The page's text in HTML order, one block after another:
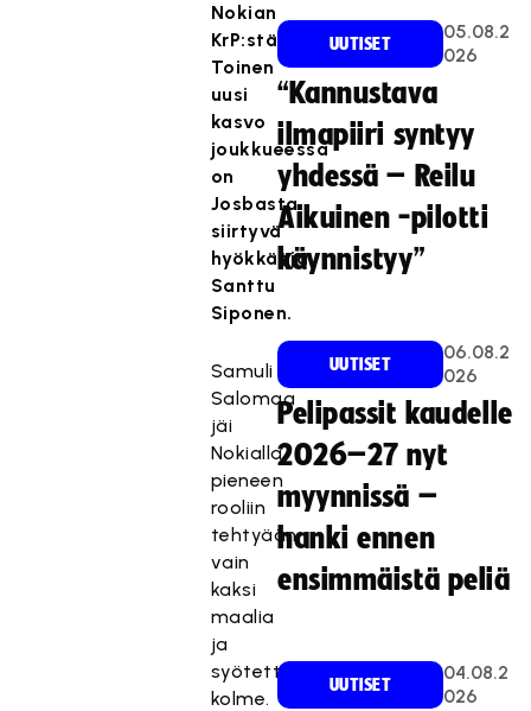
Nokian
KrP:stä.
Toinen
uusi
kasvo
joukkueessa
on
Josbasta
siirtyvä
hyökkääjä
Santtu
Siponen.
Samuli
Salomaa
jäi
Nokialla
pieneen
rooliin
tehtyään
vain
kaksi
maalia
ja
syötettyään
kolme.
UUTISET
05.08.2
026
“Kannustava
ilmapiiri syntyy
yhdessä – Reilu
Aikuinen -pilotti
käynnistyy”
UUTISET
06.08.2
026
Pelipassit kaudelle
2026–27 nyt
myynnissä –
hanki ennen
ensimmäistä peliä
UUTISET
04.08.2
026